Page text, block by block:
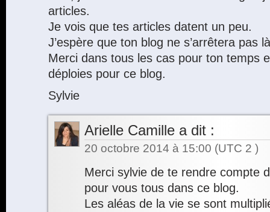
articles.
Je vois que tes articles datent un peu.
J’espère que ton blog ne s’arrêtera pas
Merci dans tous les cas pour ton temps
déploies pour ce blog.
Sylvie
Arielle Camille a dit :
20 octobre 2014 à 15:00 (UTC 2 )
Merci sylvie de te rendre compte
pour vous tous dans ce blog.
Les aléas de la vie se sont